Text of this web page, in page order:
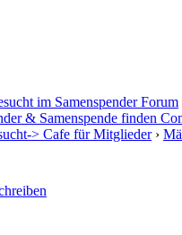
& Samenspende finden
> Cafe für Mitglieder›